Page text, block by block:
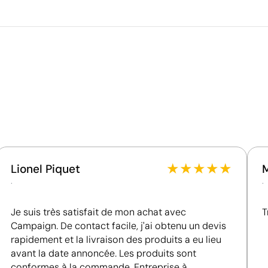
(non woven)
Poids de la boîte extérieure
Bronze, se situant parmi les 35 % des meilleures
entreprises en matière de performance ESG.
Lionel Piquet
.
★★★★★
Je suis très satisfait de mon achat avec
Campaign. De contact facile, j'ai obtenu un devis
rapidement et la livraison des produits a eu lieu
avant la date annoncée. Les produits sont
.